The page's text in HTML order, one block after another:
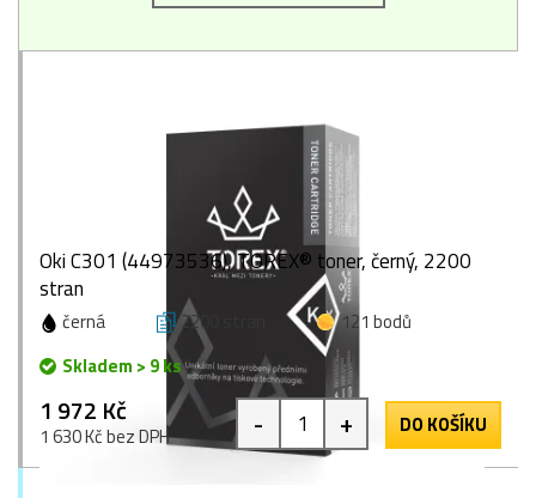
Oki C301 (44973536), TOREX® toner, černý, 2200
stran
černá 2200 stran
121 bodů
Skladem > 9 ks
1 972 Kč
1 630 Kč bez DPH - + DO KOŠÍKU